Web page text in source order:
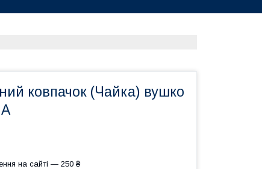
ковпачок (Чайка) вушко
на сайті — 250 ₴